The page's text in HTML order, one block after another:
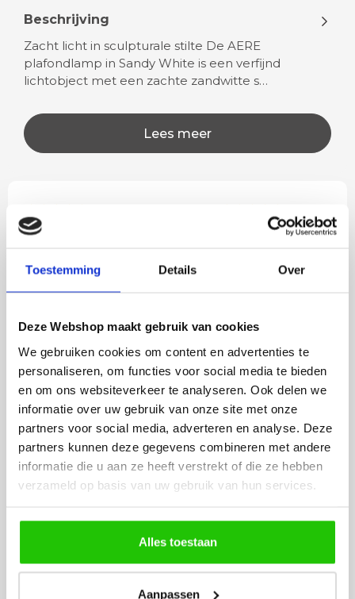
Toestemming Details Over
Deze Webshop maakt gebruik van cookies
We gebruiken cookies om content en advertenties te
personaliseren, om functies voor social media te bieden
en om ons websiteverkeer te analyseren. Ook delen we
informatie over uw gebruik van onze site met onze
partners voor social media, adverteren en analyse. Deze
partners kunnen deze gegevens combineren met andere
informatie die u aan ze heeft verstrekt of die ze hebben
verzameld op basis van uw gebruik van hun services.
Alles toestaan
Aanpassen
Beschrijving
Zacht licht in sculpturale stilte De AERE
plafondlamp in Sandy White is een verfijnd
lichtobject met een zachte zandwitte s…
Lees meer
Rian
lamp heb uitgekozen en
besteld. De volgende dag
netjes en veilig verpakt.
leveren verliep vlot en
veel sfeer, het is ook
eenvoudig te
MEER PRODUCTEN
UIT DE SERIE AERE
Alle producten uit deze serie